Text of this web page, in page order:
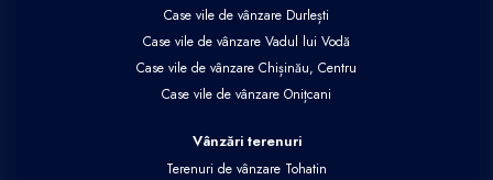
Case vile de vânzare Durlești
Case vile de vânzare Vadul lui Vodă
Case vile de vânzare Chișinău, Centru
Case vile de vânzare Onițcani
Vânzări terenuri
Terenuri de vânzare Tohatin